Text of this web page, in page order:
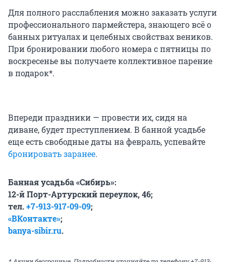
Для полного расслабления можно заказать услуги
профессионального пармейстера, знающего всё о
банных ритуалах и целебных свойствах веников.
При бронировании любого номера с пятницы по
воскресенье вы получаете коллективное парение
в подарок*.
Впереди праздники — провести их, сидя на
диване, будет преступлением. В банной усадьбе
еще есть свободные даты на февраль, успевайте
бронировать заранее.
Банная усадьба «Сибирь»:
12-й Порт-Артурский переулок, 46;
тел.+7-913-917-09-09;
«ВКонтакте»;
banya-sibir.ru.